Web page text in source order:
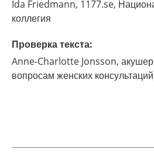
Ida Friedmann, 1177.se,
коллегия
Проверка текста:
Anne-Charlotte Jonsson,
вопросам женских